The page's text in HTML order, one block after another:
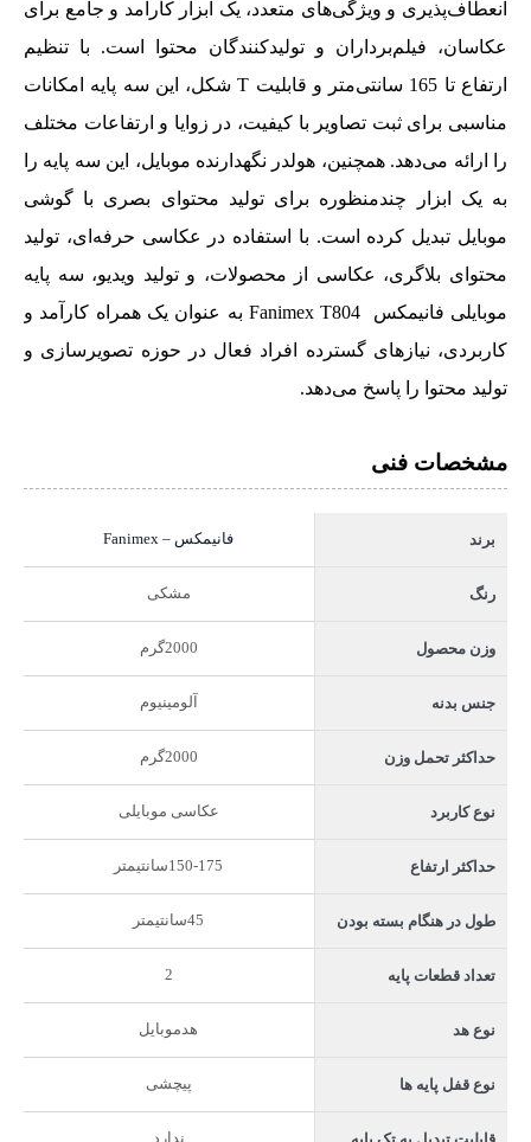
انعطاف‌پذیری و ویژگی‌های متعدد، یک ابزار کارآمد و جامع برای
عکاسان، فیلم‌برداران و تولیدکنندگان محتوا است. با تنظیم
ارتفاع تا 165 سانتی‌متر و قابلیت T شکل، این سه پایه امکانات
مناسبی برای ثبت تصاویر با کیفیت، در زوایا و ارتفاعات مختلف
را ارائه می‌دهد. همچنین، هولدر نگهدارنده موبایل، این سه پایه را
به یک ابزار چندمنظوره برای تولید محتوای بصری با گوشی
موبایل تبدیل کرده است. با استفاده در عکاسی حرفه‌ای، تولید
محتوای بلاگری، عکاسی از محصولات، و تولید ویدیو، سه پایه
موبایلی فانیمکس Fanimex T804 به عنوان یک همراه کارآمد و
کاربردی، نیازهای گسترده افراد فعال در حوزه تصویرسازی و
تولید محتوا را پاسخ می‌دهد.
مشخصات فنی
برند فانیمکس – Fanimex
رنگ مشکی
وزن محصول 2000گرم
جنس بدنه آلومینیوم
حداکثر تحمل وزن 2000گرم
نوع کاربرد عکاسی موبایلی
حداکثر ارتفاع 150-175سانتیمتر
طول در هنگام بسته بودن 45سانتیمتر
تعداد قطعات پایه 2
نوع هد هدموبایل
نوع قفل پایه ها پیچشی
ندارد